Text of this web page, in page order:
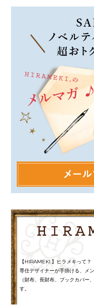
【HIRAMEKI.】ヒラメキって？
専任デザイナーが手掛ける、メ
（財布、長財布、ブックカバー
す。